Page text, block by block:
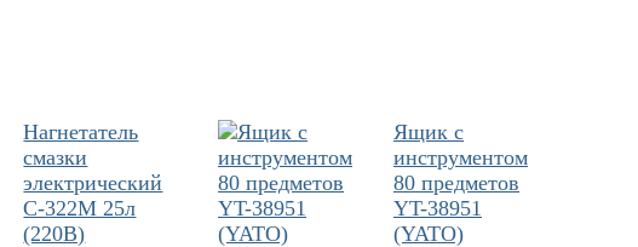
Нагнетатель
смазки
электрический
С-322М 25л
(220В)
Ящик с
инструментом
80 предметов
YT-38951
(YATO)